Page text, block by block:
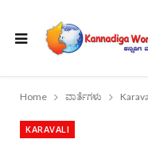
Home ವಾರ್ತೆಗಳು
KARAVALI